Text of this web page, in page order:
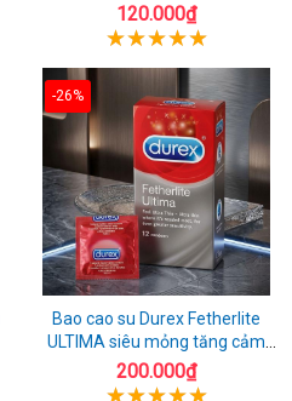
120.000₫
-26%
Bao cao su Durex Fetherlite
ULTIMA siêu mỏng tăng cảm
giác
200.000₫